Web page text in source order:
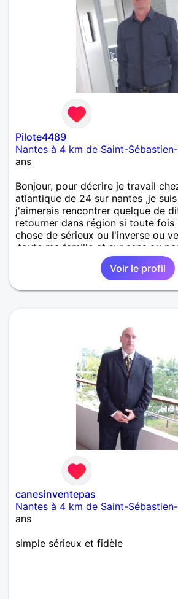
Pilote4489
Nantes à 4 km de Saint-
ans
Bonjour, pour décrire je travail
atlantique de 24 sur nantes ,je
j'aimerais rencontrer quelque de
retourner dans région si toute fois
chose de sérieux ou l'inverse ou
,toute ma famille et sur sens ou
Voir le profil
canesinventepas
Nantes à 4 km de Saint-
ans
simple sérieux et fidèle